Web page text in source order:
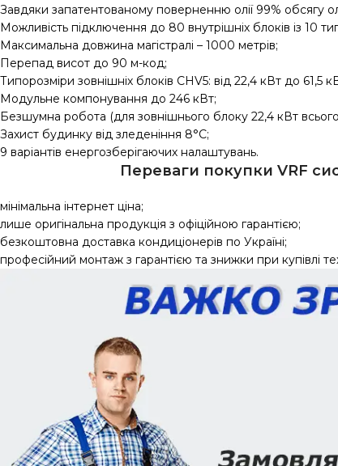
Завдяки запатентованому поверненню олії 99% обсягу
Можливість підключення до 80 внутрішніх блоків із 10
Максимальна довжина магістралі – 1000 метрів;
Перепад висот до 90 м-код;
Типорозміри зовнішніх блоків CHV5: від 22,4 кВт до 61,5
Модульне компонування до 246 кВт;
Безшумна робота (для зовнішнього блоку 22,4 кВт
Захист будинку від зледеніння 8°C;
9 варіантів енергозберігаючих налаштувань.
Переваги покупки VRF
мінімальна інтернет ціна;
лише оригінальна продукція з офіційною гарантією;
безкоштовна доставка кондиціонерів по Україні;
професійний монтаж з гарантією та знижки при купівлі